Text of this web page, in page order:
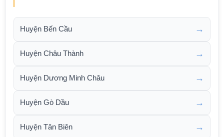
Huyện Bến Cầu →
Huyện Châu Thành →
Huyện Dương Minh Châu →
Huyện Gò Dầu →
Huyện Tân Biên →